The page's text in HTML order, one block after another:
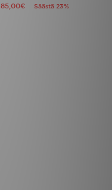
85,00€ Säästä 23%